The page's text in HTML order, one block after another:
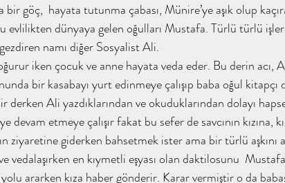
#kokoloji #tahayyülakademi #tahayyü kokoloji
saltanata emeviler dönem tahayyülakademi kitap
Ebu Sufyan Kimdir / tahayyülakademi ene /
göç,  hayata tutunma çabası, Münire’ye aşık olup
evlilikten dünyaya gelen oğulları Mustafa. Türlü türlü
namı diğer Sosyalist Ali.
iken çocuk ve anne hayata veda eder. Bu derin acı,
bir kasabayı yurt edinmeye çalışıp baba oğul kitapçı
derken Ali yazdıklarından ve okuduklarından dolayı
devam etmeye çalışır fakat bu sefer de savcının kızına,
ziyaretine giderken bahsetmek ister ama bir türlü aşkını
vedalaşırken en kıymetli eşyası olan daktilosunu
ararken kıza haber gönderir. Karar vermiştir o da